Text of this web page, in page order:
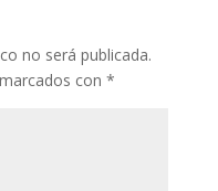
no será publicada.
con *